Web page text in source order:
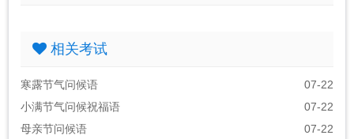
相关考试
寒露节气问候语
07-22
小满节气问候祝福语
07-22
母亲节问候语
07-22